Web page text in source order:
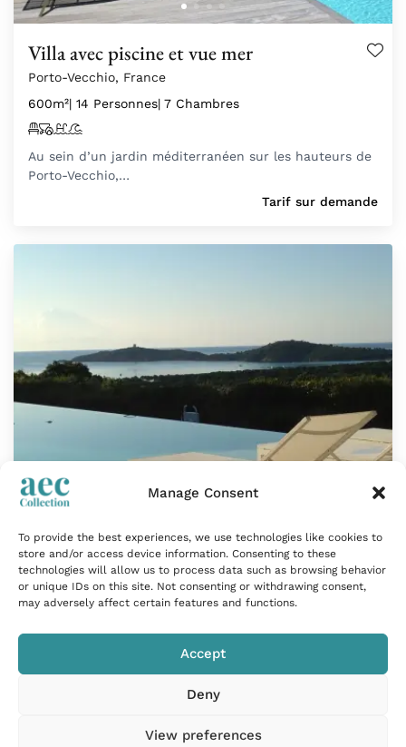
Manage Consent
To provide the best experiences, we use technologies like cookies to
store and/or access device information. Consenting to these
technologies will allow us to process data such as browsing behavior
or unique IDs on this site. Not consenting or withdrawing consent,
may adversely affect certain features and functions.
Accept
Deny
View preferences
Villa avec piscine et vue mer
Porto-Vecchio, France
600m²| 14 Personnes| 7 Chambres
Au sein d’un jardin méditerranéen sur les hauteurs de
Porto-Vecchio,…
Tarif sur demande
Villa avec piscine et vue mer
Porto-Vecchio, France
520m²| 18 Personnes | 8 Chambres
Située sur les hauteurs de Porto-Vecchio, cette villa
Tarif sur demande